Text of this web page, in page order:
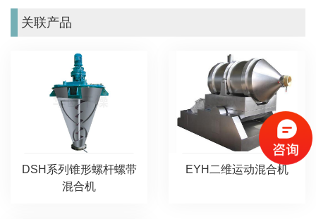
关联产品
DSH系列锥形螺杆螺带
混合机
EYH二维运动混合机